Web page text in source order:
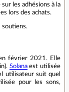
les adhésions à la
lors des achats.
février 2021. Elle
Solanaest utilisée
utilisateur suit quel
pour les sons,